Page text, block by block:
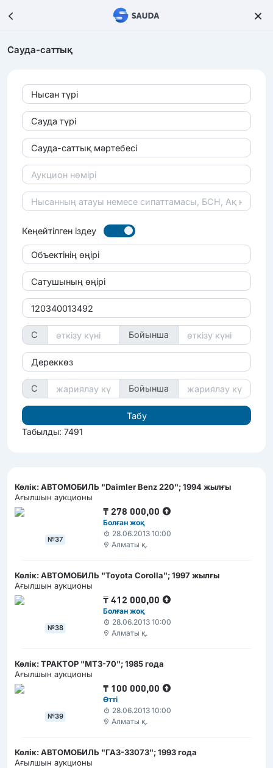
Сауда-саттық
Нысан түрі
Сауда түрі
Сауда-саттық мәртебесі
Кеңейтілген іздеу
Объектінің өңірі
Сатушының өңірі
С Бойынша
Дереккөз
С Бойынша
Табылды: 7491
Көлік: АВТОМОБИЛЬ "Daimler Benz 220"; 1994 жылғы
Ағылшын аукционы
№37
₸ 278 000,00
Болған жоқ
28.06.2013 10:00
Алматы қ.
Көлік: АВТОМОБИЛЬ "Toyota Corolla"; 1997 жылғы
Ағылшын аукционы
№38
₸412 000,00
Болған жоқ
28.06.2013 10:00
Алматы қ.
Көлік: ТРАКТОР "МТЗ-70"; 1985 года
Ағылшын аукционы
№39
₸ 100 000,00
Өтті
28.06.2013 10:00
Алматы қ.
Көлік: АВТОМОБИЛЬ "ГАЗ-33073"; 1993 года
Ағылшын аукционы